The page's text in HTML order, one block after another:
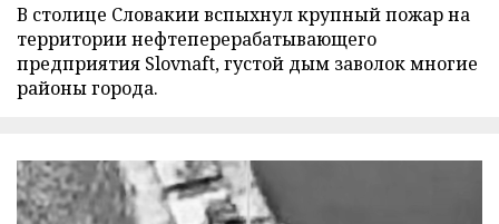
В столице Словакии вспыхнул крупный пожар на
территории нефтеперерабатывающего
предприятия Slovnaft, густой дым заволок многие
районы города.